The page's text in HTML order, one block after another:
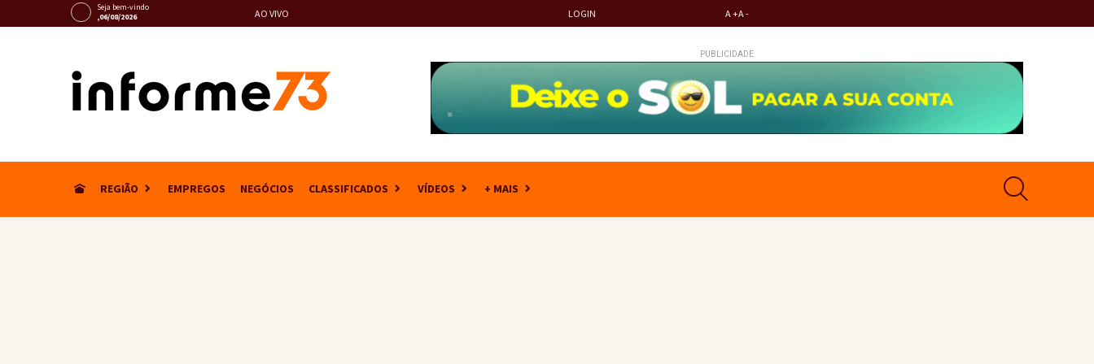
Seja bem-vindo
,06/08/2026
AO VIVO LOGIN A +A -
PUBLICIDADE
REGIÃO EMPREGOS NEGÓCIOS CLASSIFICADOS VÍDEOS + MAIS